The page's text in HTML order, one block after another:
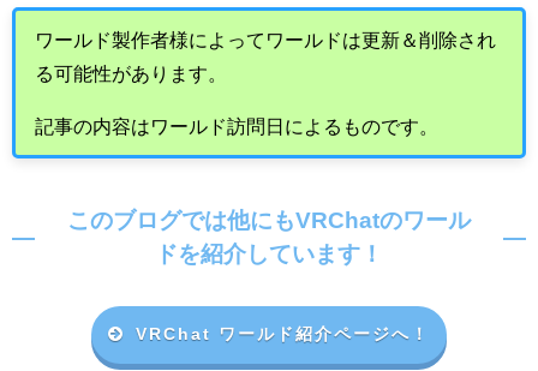
ワールド製作者様によってワールドは更新＆削除され
る可能性があります。
記事の内容はワールド訪問日によるものです。
このブログでは他にもVRChatのワール
ドを紹介しています！
VRChat ワールド紹介ページへ！